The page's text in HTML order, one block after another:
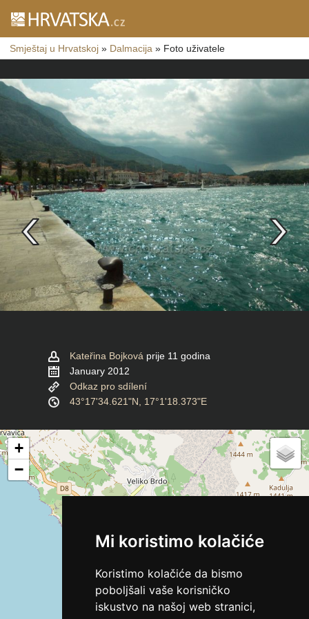
Mi koristimo kolačiće
Koristimo kolačiće da bismo
poboljšali vaše korisničko
iskustvo na našoj web stranici,
Smještaj u Hrvatskoj » Dalmacija » Foto uživatele
Kateřina Bojková prije 11 godina
January 2012
Odkaz pro sdílení
43°17'34.621"N, 17°1'18.373"E
+
−